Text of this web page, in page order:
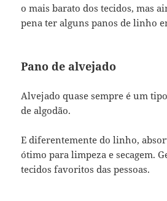
o mais barato dos tecidos, mas
pena ter alguns panos de linho
Pano de alvejado
Alvejado quase sempre é um
de algodão.
E diferentemente do linho,
ótimo para limpeza e secagem.
tecidos favoritos das pessoas.